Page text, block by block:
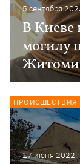
5 сентября
В Киеве
могилу
17 июня 2022
ПРОИСШЕСТВИЯ